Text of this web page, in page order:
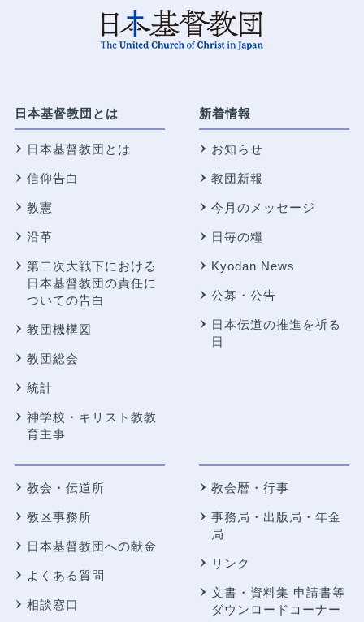
日本基督教団とは
日本基督教団とは
信仰告白
教憲
沿革
第二次大戦下における
日本基督教団の責任に
ついての告白
教団機構図
教団総会
統計
神学校・キリスト教教
育主事
新着情報
お知らせ
教団新報
今月のメッセージ
日毎の糧
Kyodan News
公募・公告
日本伝道の推進を祈る
日
教会・伝道所
教区事務所
日本基督教団への献金
よくある質問
相談窓口
教会暦・行事
事務局・出版局・年金
局
リンク
文書・資料集 申請書等
ダウンロードコーナー